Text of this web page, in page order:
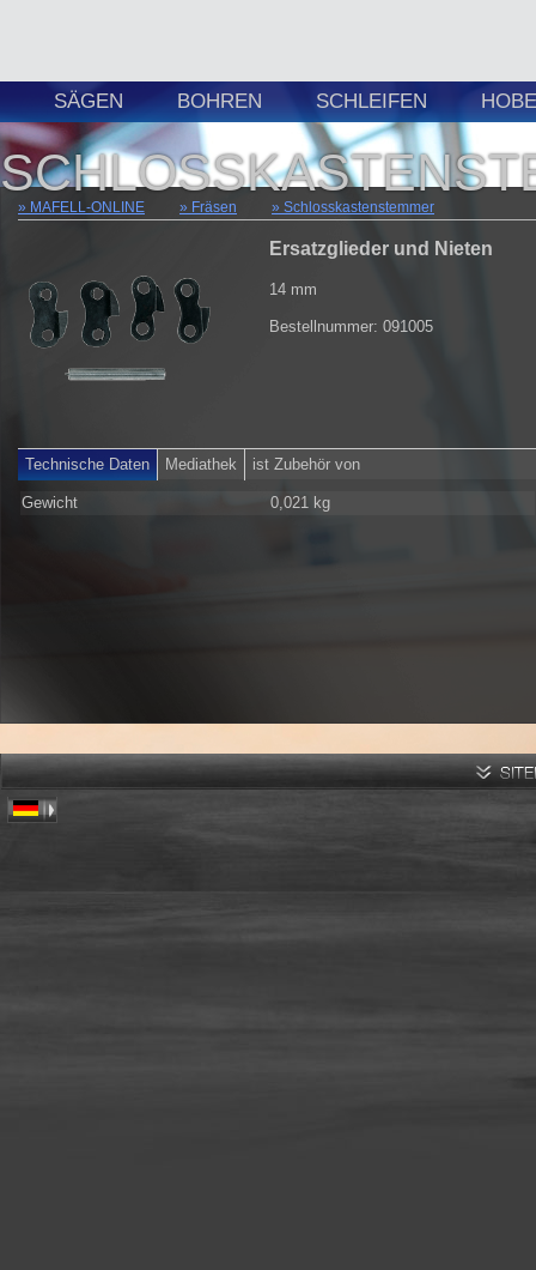
SÄGEN BOHREN SCHLEIFEN
MAFELL-ONLINE Fräsen Schlosskastenstemmer
Ersatzglieder und Nieten
14 mm
Bestellnummer: 091005
Technische Daten Mediathek ist Zubehör von
Gewicht 0,021 kg